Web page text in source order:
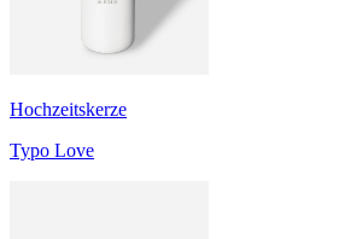
Hochzeitskerze
Typo Love